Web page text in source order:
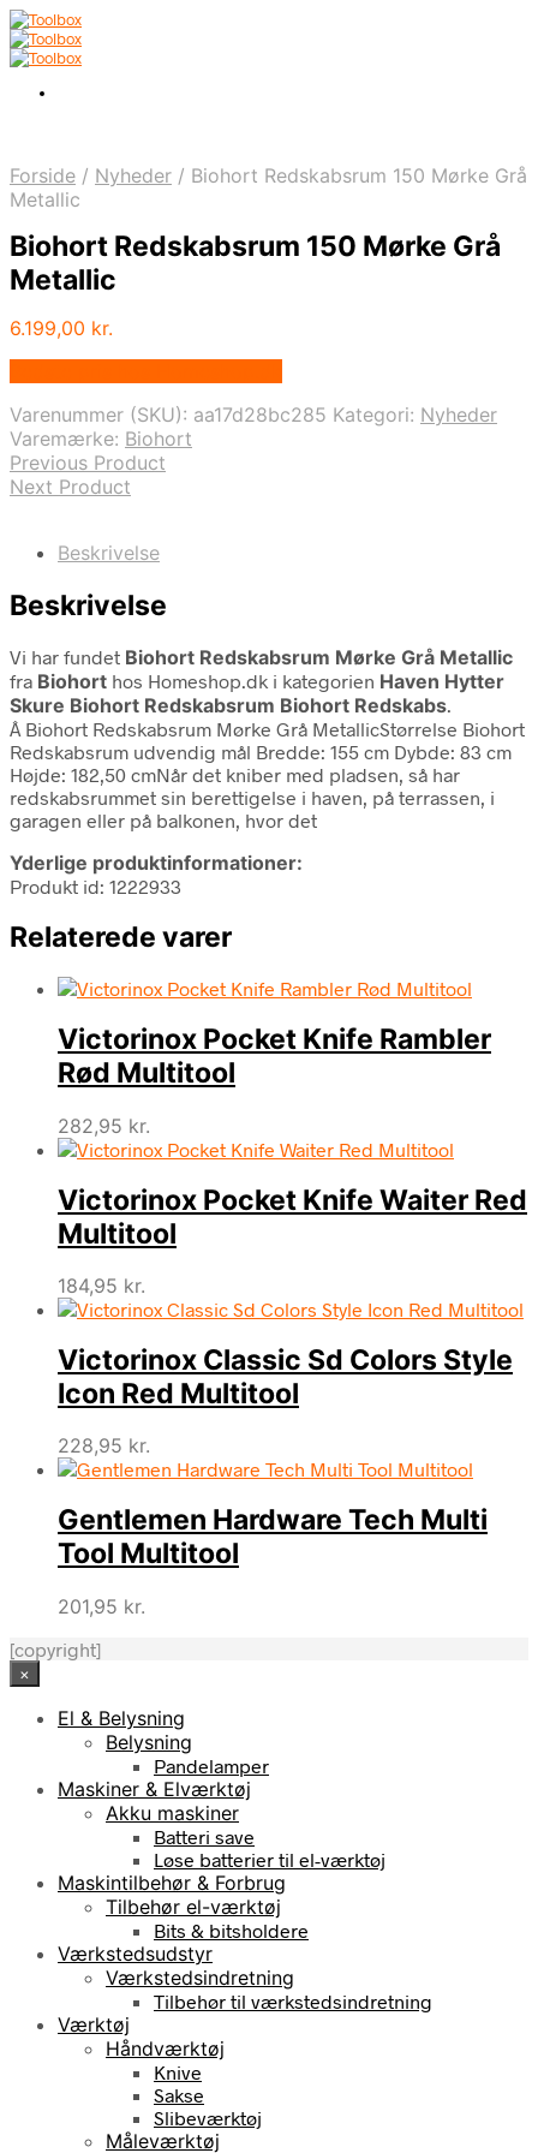
Forside / Nyheder / Biohort Redskabsrum 150 Mørke Grå
Metallic
Biohort Redskabsrum 150 Mørke Grå
Metallic
6.199,00 kr.
Varenummer (SKU): aa17d28bc285 Kategori: Nyheder
Varemærke: Biohort
Previous Product
Next Product
Beskrivelse
Beskrivelse
Vi har fundet Biohort Redskabsrum Mørke Grå Metallic
fra Biohort hos Homeshop.dk i kategorien Haven Hytter
Skure Biohort Redskabsrum Biohort Redskabs.
Â Biohort Redskabsrum Mørke Grå MetallicStørrelse Biohort
Redskabsrum udvendig mål Bredde: 155 cm Dybde: 83 cm
Højde: 182,50 cmNår det kniber med pladsen, så har
redskabsrummet sin berettigelse i haven, på terrassen, i
garagen eller på balkonen, hvor det
Yderlige produktinformationer:
Produkt id: 1222933
Relaterede varer
Victorinox Pocket Knife Rambler
Rød Multitool
282,95 kr.
Victorinox Pocket Knife Waiter Red
Multitool
184,95 kr.
Victorinox Classic Sd Colors Style
Icon Red Multitool
228,95 kr.
Gentlemen Hardware Tech Multi
Tool Multitool
201,95 kr.
[copyright]
×
El & Belysning
Belysning
Pandelamper
Maskiner & Elværktøj
Akku maskiner
Batteri save
Løse batterier til el-værktøj
Maskintilbehør & Forbrug
Tilbehør el-værktøj
Bits & bitsholdere
Værkstedsudstyr
Værkstedsindretning
Tilbehør til værkstedsindretning
Værktøj
Håndværktøj
Knive
Sakse
Slibeværktøj
Måleværktøj